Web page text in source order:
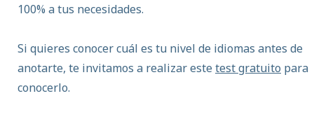
100% a tus necesidades.
Si quieres conocer cuál es tu nivel de idiomas antes de
anotarte, te invitamos a realizar este test gratuito para
conocerlo.